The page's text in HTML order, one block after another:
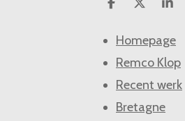
D
e
D
l
S
r
e
Homepage
Remco Klop
Recent werk
Bretagne